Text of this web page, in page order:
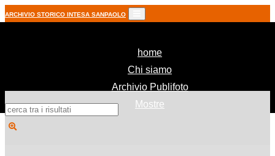
ARCHIVIO STORICO INTESA SANPAOLO
home(current)
Chi siamo
Archivio Publifoto
Mostre